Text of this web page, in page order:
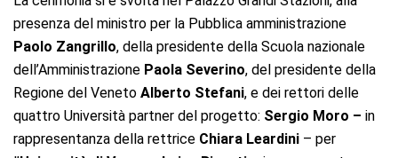
presenza del ministro per la Pubblica amministrazione
Paolo Zangrillo, della presidente della Scuola nazionale
dell’Amministrazione Paola Severino, del presidente della
Regione del Veneto Alberto Stefani, e dei rettori delle
quattro Università partner del progetto: Sergio Moro – in
rappresentanza della rettrice Chiara Leardini – per